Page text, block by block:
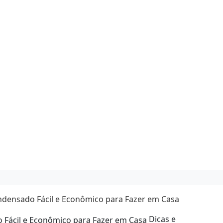
Fácil e Econômico para Fazer em Casa
Dicas e